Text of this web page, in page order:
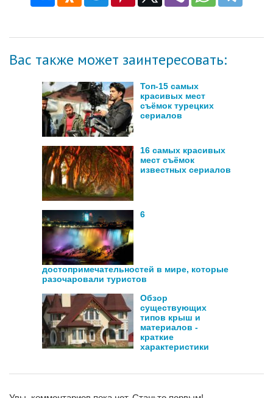
Вас также может заинтересовать:
Топ-15 самых
красивых мест
съёмок турецких
сериалов
16 самых красивых
мест съёмок
известных сериалов
6
достопримечательностей в мире, которые
разочаровали туристов
Обзор
существующих
типов крыш и
материалов -
краткие
характеристики